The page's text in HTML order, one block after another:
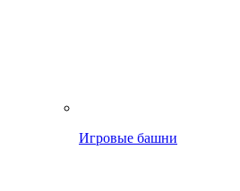
Игровые башни